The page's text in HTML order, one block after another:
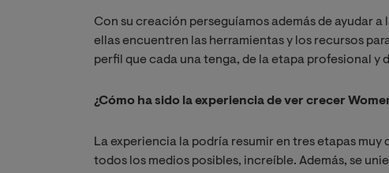
Con su creación perseguíamos además de ayudar
ellas encuentren las herramientas y los recursos
perfil que cada una tenga, de la etapa profesional y
¿Cómo ha sido la experiencia de ver crecer
La experiencia la podría resumir en tres etapas muy
todos los medios posibles, increíble. Además, se